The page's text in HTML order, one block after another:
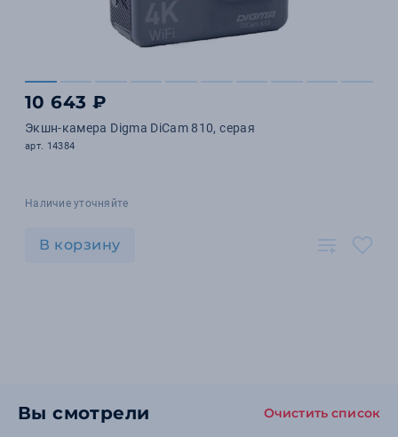
10 643 ₽
Экшн-камера Digma DiCam 810, серая
арт. 14384
Наличие уточняйте
В корзину
Вы смотрели Очистить список